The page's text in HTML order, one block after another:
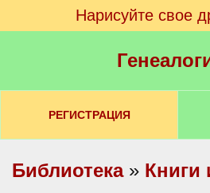
Нарисуйте свое
РЕГИСТРАЦИЯ
Библиотека» Книги